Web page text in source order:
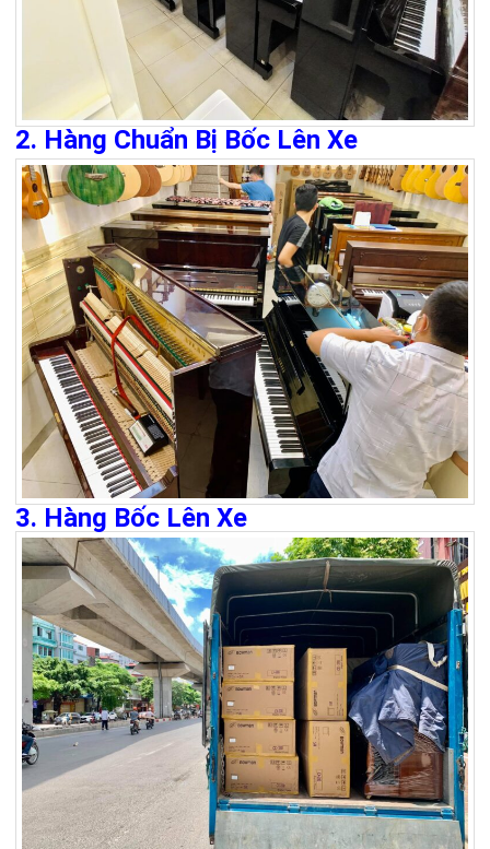
2. Hàng Chuẩn Bị Bốc Lên Xe
3. Hàng Bốc Lên Xe